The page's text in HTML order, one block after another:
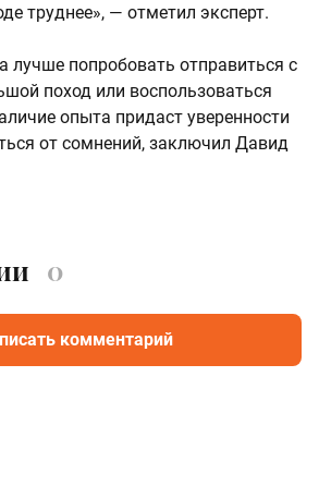
труднее», — отметил эксперт.
лучше попробовать отправиться с
поход или воспользоваться
опыта придаст уверенности
от сомнений, заключил Давид
0
комментарий